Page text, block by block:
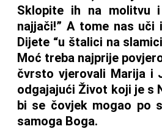
Sklopite ih na molitvu
najjači!” A tome nas uči
Dijete “u štalici na
Moć treba najprije
čvrsto vjerovali Marija i
odgajajući Život koji je s
bi se čovjek mogao po
samoga Boga.